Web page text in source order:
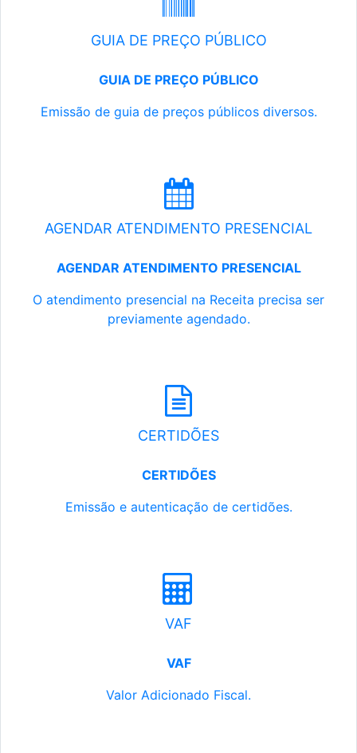
GUIA DE PREÇO PÚBLICO
GUIA DE PREÇO PÚBLICO
Emissão de guia de preços públicos diversos.
AGENDAR ATENDIMENTO PRESENCIAL
AGENDAR ATENDIMENTO PRESENCIAL
O atendimento presencial na Receita precisa ser
previamente agendado.
CERTIDÕES
CERTIDÕES
Emissão e autenticação de certidões.
VAF
VAF
Valor Adicionado Fiscal.